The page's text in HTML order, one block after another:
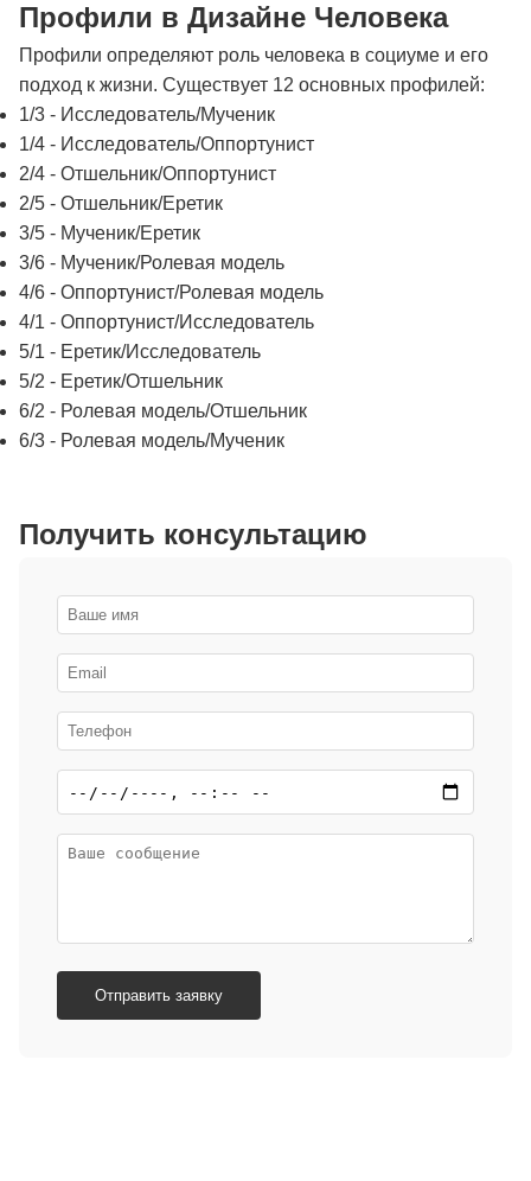
Профили в Дизайне Человека
Профили определяют роль человека в социуме и его
подход к жизни. Существует 12 основных профилей:
1/3 - Исследователь/Мученик
1/4 - Исследователь/Оппортунист
2/4 - Отшельник/Оппортунист
2/5 - Отшельник/Еретик
3/5 - Мученик/Еретик
3/6 - Мученик/Ролевая модель
4/6 - Оппортунист/Ролевая модель
4/1 - Оппортунист/Исследователь
5/1 - Еретик/Исследователь
5/2 - Еретик/Отшельник
6/2 - Ролевая модель/Отшельник
6/3 - Ролевая модель/Мученик
Получить консультацию
Отправить заявку